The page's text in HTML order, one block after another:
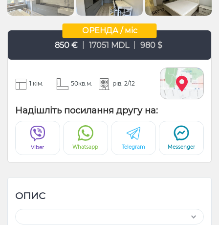
ОРЕНДА / міс
850 €
17051 MDL 980 $
1 кім. 50кв.м. рів. 2/12
Надішліть посилання другу на:
Viber Whatsapp Telegram Messenger
ОПИС